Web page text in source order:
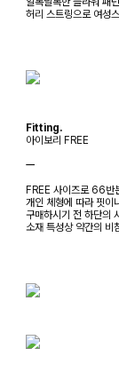
허리 스트링으로 여성
Fitting.
아이보리 FREE
ㅡ
FREE 사이즈로 66반
개인 체형에 따라 핏이
구매하시기 전 하단의
소재 특성상 약간의 비